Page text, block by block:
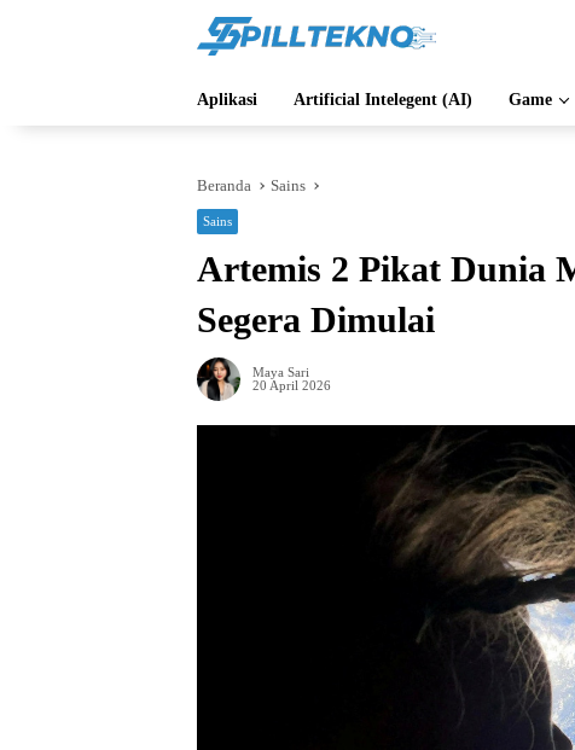
Aplikasi Artificial Intelegent (AI) Game
Beranda Sains
Sains
Artemis 2 Pikat Dunia
Segera Dimulai
Maya Sari
20 April 2026